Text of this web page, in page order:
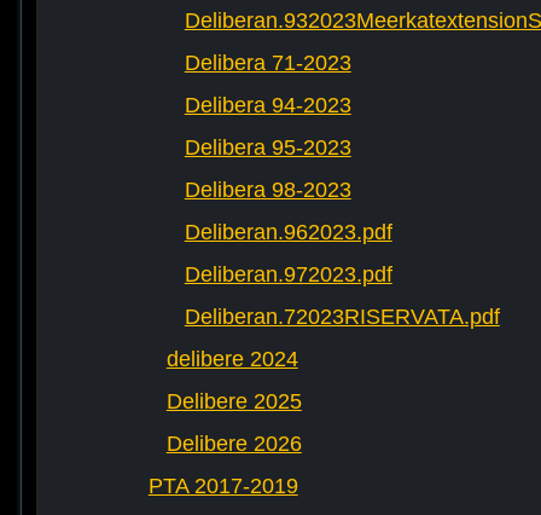
Delibera 71-2023
Delibera 94-2023
Delibera 95-2023
Delibera 98-2023
Deliberan.962023.pdf
Deliberan.972023.pdf
Deliberan.72023RISERVATA.pdf
delibere 2024
Delibere 2025
Delibere 2026
PTA 2017-2019